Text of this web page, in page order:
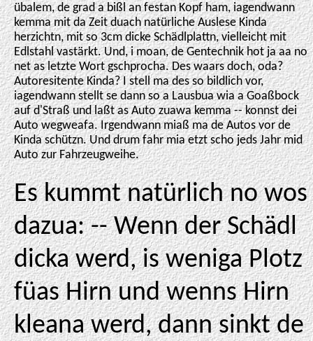
übalem, de grad a bißl an festan Kopf ham, iagendwann
kemma mit da Zeit duach natürliche Auslese Kinda
herzichtn, mit so 3cm dicke Schädlplattn, vielleicht mit
Edlstahl vastärkt. Und, i moan, de Gentechnik hot ja aa no
net as letzte Wort gschprocha. Des waars doch, oda?
Autoresitente Kinda? I stell ma des so bildlich vor,
iagendwann stellt se dann so a Lausbua wia a Goaßbock
auf d'Straß und laßt as Auto zuawa kemma -- konnst dei
Auto wegweafa. Irgendwann miaß ma de Autos vor de
Kinda schützn. Und drum fahr mia etzt scho jeds Jahr mid
Auto zur Fahrzeugweihe.
Es kummt natürlich no wos
dazua: -- Wenn der Schädl
dicka werd, is weniga Plotz
füas Hirn und wenns Hirn
kleana werd, dann sinkt de